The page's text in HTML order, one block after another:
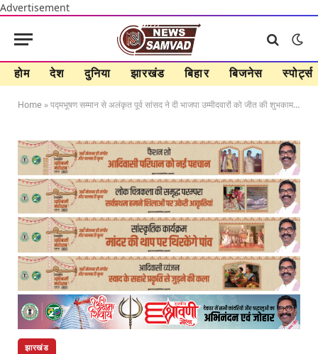
Advertisement
होम देश दुनिया झारखंड बिहार बिजनेस स्पोर्ट्स
Home »पद्मभूषण सम्मान से अलंकृत पूर्व सांसद ने दी भाजपा उम्मीदवारों को जीत की शुभकामनाएं
झारखंड